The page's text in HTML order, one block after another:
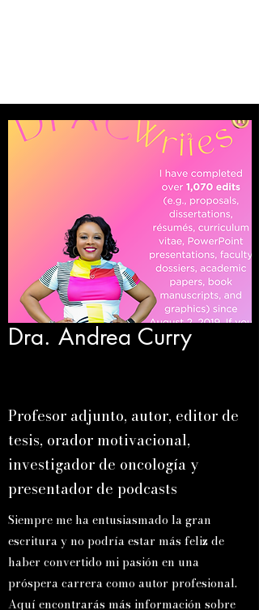
Dra. Andrea Curry
Profesor adjunto, autor, editor de
tesis, orador motivacional,
investigador de oncología y
presentador de podcasts
Siempre me ha entusiasmado la gran
escritura y no podría estar más feliz de
haber convertido mi pasión en una
próspera carrera como autor profesional.
Aquí encontrarás más información sobre